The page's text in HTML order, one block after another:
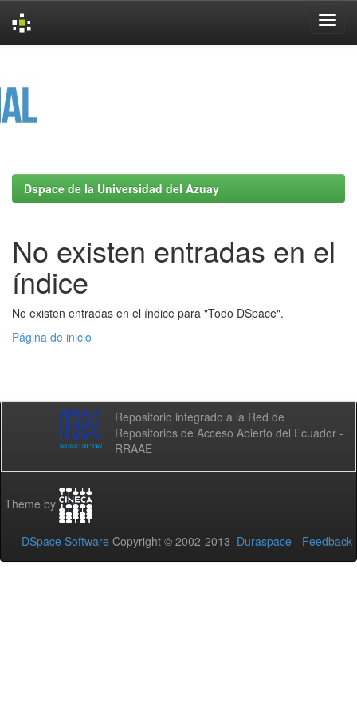
Dspace de la Universidad del Azuay
No existen entradas en el
índice
No existen entradas en el índice para "Todo DSpace".
Página de inicio
Repositorio integrado a la Red de
Repositorios de Acceso Abierto del Ecuador -
RRAAE
Theme by
DSpace Software Copyright © 2002-2013 Duraspace - Feedback